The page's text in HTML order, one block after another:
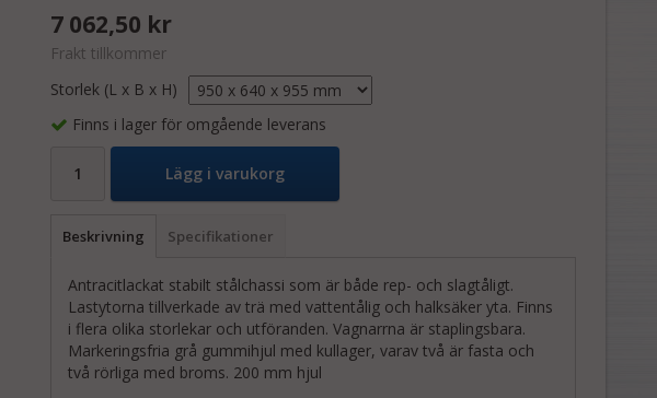
7 062,50 kr
Frakt tillkommer
Storlek (L x B x H)
Finns i lager för omgående leverans
Lägg i varukorg
Beskrivning Specifikationer
Antracitlackat stabilt stålchassi som är både rep- och slagtåligt.
Lastytorna tillverkade av trä med vattentålig och halksäker yta. Finns
i flera olika storlekar och utföranden. Vagnarrna är staplingsbara.
Markeringsfria grå gummihjul med kullager, varav två är fasta och
två rörliga med broms. 200 mm hjul